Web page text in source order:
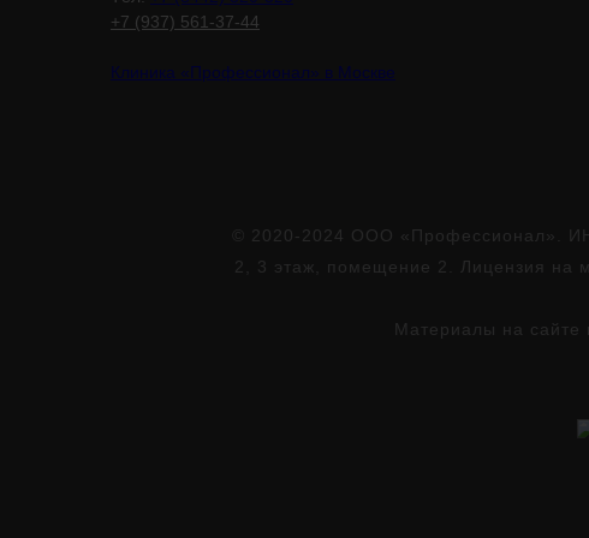
+7 (937) 561-37-44
Клиника «Профессионал» в Москве
© 2020-2024 ООО «Профессионал».
2, 3 этаж, помещение 2. Лицензия на
Материалы на сайте